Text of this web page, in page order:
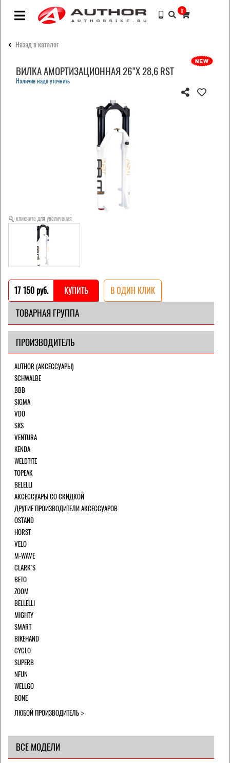
0
Назад в каталог
ВИЛКА АМОРТИЗАЦИОННАЯ 26"Х 28,6 RST
Наличие надо уточнить
кликните для увеличения
17 150 pуб. КУПИТЬ В ОДИН КЛИК
ТОВАРНАЯ ГРУППА
ПРОИЗВОДИТЕЛЬ
AUTHOR (АКСЕССУАРЫ)
SCHWALBE
BBB
SIGMA
VDO
SKS
VENTURA
KENDA
WELDTITE
TOPEAK
BELELLI
АКСЕССУАРЫ СО СКИДКОЙ
ДРУГИЕ ПРОИЗВОДИТЕЛИ АКСЕССУАРОВ
OSTAND
HORST
VELO
M-WAVE
CLARK`S
BETO
ZOOM
BELLELLI
MIGHTY
SMART
BIKEHAND
CYCLO
SUPERB
NFUN
WELLGO
BONE
ЛЮБОЙ ПРОИЗВОДИТЕЛЬ
ВСЕ МОДЕЛИ